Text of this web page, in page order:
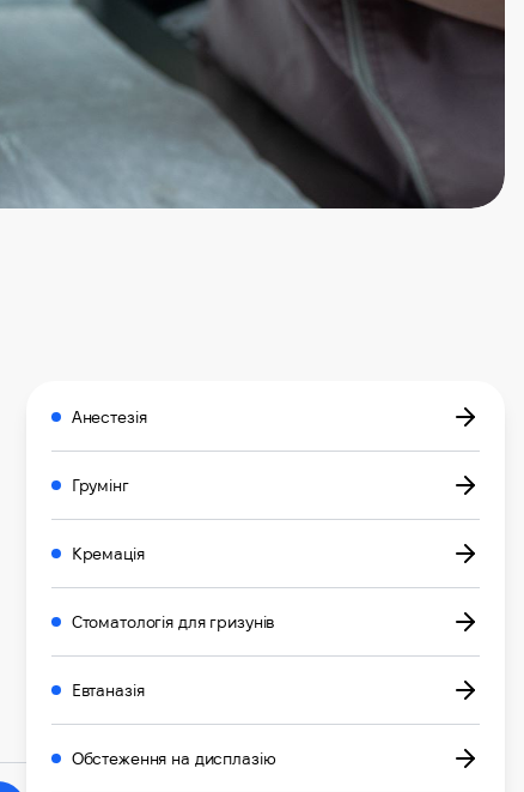
Анестезія
Грумінг
Кремація
Стоматологія для гризунів
Евтаназія
Обстеження на дисплазію